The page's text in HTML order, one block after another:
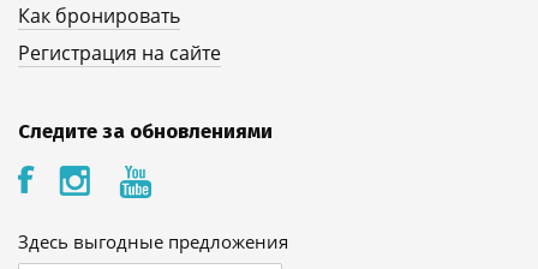
Как бронировать
Регистрация на сайте
Следите за обновлениями
Здесь выгодные предложения